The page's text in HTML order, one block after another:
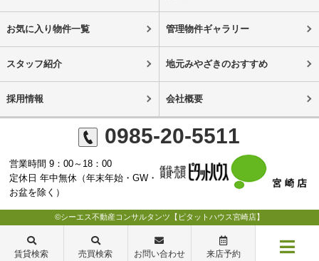
お気に入り物件一覧 管理物件ギャラリー
スタッフ紹介 地元みやざきのおすすめ
採用情報 会社概要
0985-20-5511
営業時間 9：00～18：00
定休日 年中無休（年末年始・GW・
お盆を除く）
©シーエス不動産コンサルタンツ【ピタットハウス宮崎店】
賃貸検索 売買検索 お問い合わせ 来店予約